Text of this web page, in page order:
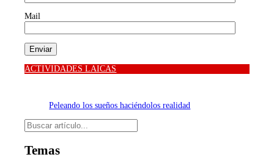
Mail
ACTIVIDADES LAICAS
Peleando los sueños haciéndolos realidad
Buscar
Temas